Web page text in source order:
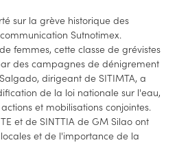
sur la grève historique des
Sutnotimex.
femmes, cette classe de grévistes
des campagnes de dénigrement
dirigeant de SITIMTA, a
de la loi nationale sur l'eau,
et mobilisations conjointes.
et de SINTTIA de GM Silao ont
et de l'importance de la